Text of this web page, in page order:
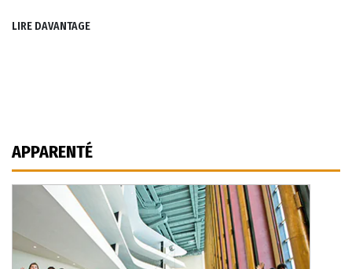
LIRE DAVANTAGE
APPARENTÉ